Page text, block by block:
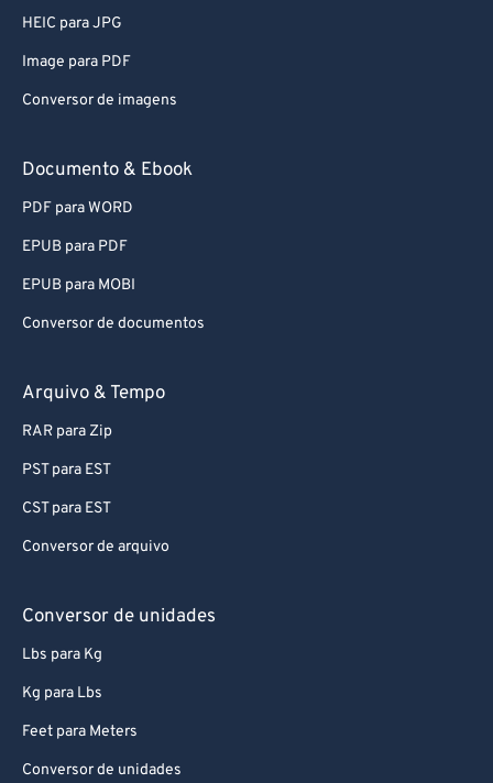
HEIC para JPG
Image para PDF
Conversor de imagens
Documento & Ebook
PDF para WORD
EPUB para PDF
EPUB para MOBI
Conversor de documentos
Arquivo & Tempo
RAR para Zip
PST para EST
CST para EST
Conversor de arquivo
Conversor de unidades
Lbs para Kg
Kg para Lbs
Feet para Meters
Conversor de unidades